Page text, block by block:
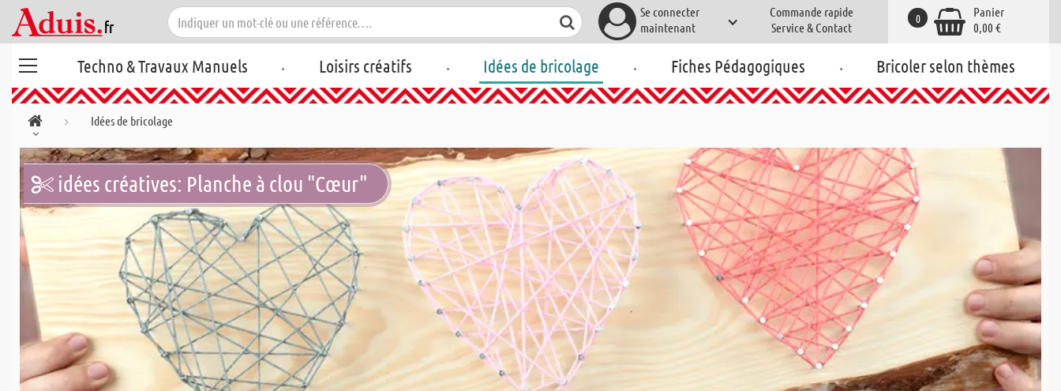
Se connecter
maintenant
Commande rapide
Service & Contact
Panier
0,00 €
0
Techno & Travaux Manuels . Loisirs créatifs . Idées de bricolage . Fiches Pédagogiques . Bricoler selon thèmes
Idées de bricolage
idées créatives: Planche à clou "Cœur"